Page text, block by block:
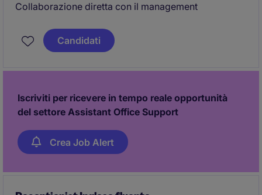
Collaborazione diretta con il management
Candidati
Iscriviti per ricevere in tempo reale opportunità
del settore Assistant Office Support
Crea Job Alert